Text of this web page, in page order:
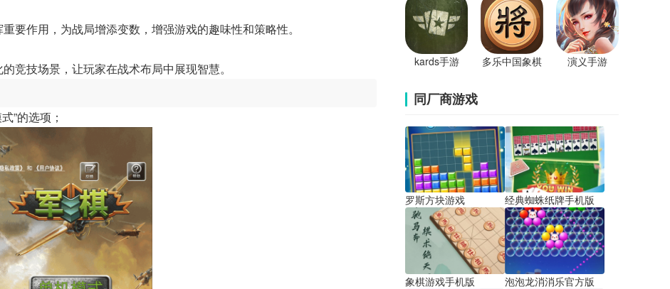
要作用，为战局增添变数，增强游戏的趣味性和策略性。
竞技场景，让玩家在战术布局中展现智慧。
”的选项；
kards手游
多乐中国象棋
演义手游
同厂商游戏
罗斯方块游戏 经典蜘蛛纸牌手机版
象棋游戏手机版 泡泡龙消消乐官方版